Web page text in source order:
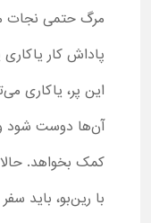
مرگ حتمی نجات
پاداش کار
این پر، یاکاری
آن‌ها دوست شود و
کمک بخواهد. حالا
با رین‌بو، باید